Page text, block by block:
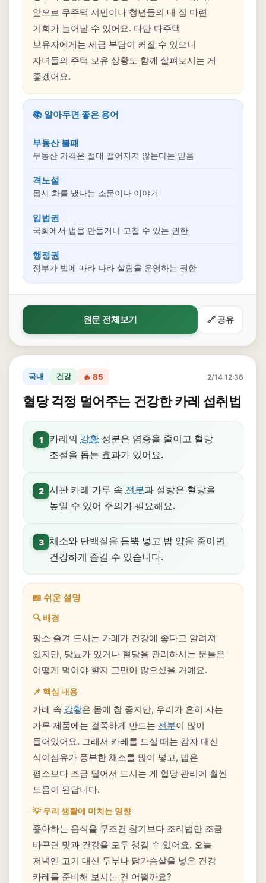
앞으로 무주택 서민이나 청년들의 내 집 마련
기회가 늘어날 수 있어요. 다만 다주택
보유자에게는 세금 부담이 커질 수 있으니
자녀들의 주택 보유 상황도 함께 살펴보시는 게
좋겠어요.
📚 알아두면 좋은 용어
부동산 불패
부동산 가격은 절대 떨어지지 않는다는 믿음
격노설
몹시 화를 냈다는 소문이나 이야기
입법권
국회에서 법을 만들거나 고칠 수 있는 권한
행정권
정부가 법에 따라 나라 살림을 운영하는 권한
원문 전체보기 🔗 공유
국내 건강 🔥 85 2/14 12:36
혈당 걱정 덜어주는 건강한 카레 섭취법
1 카레의 강황 성분은 염증을 줄이고 혈당
조절을 돕는 효과가 있어요.
2 시판 카레 가루 속 전분과 설탕은 혈당을
높일 수 있어 주의가 필요해요.
3 채소와 단백질을 듬뿍 넣고 밥 양을 줄이면
건강하게 즐길 수 있습니다.
📖 쉬운 설명
🔍 배경
평소 즐겨 드시는 카레가 건강에 좋다고 알려져
있지만, 당뇨가 있거나 혈당을 관리하시는 분들은
어떻게 먹어야 할지 고민이 많으셨을 거예요.
📌 핵심 내용
카레 속 강황은 몸에 참 좋지만, 우리가 흔히 사는
가루 제품에는 걸쭉하게 만드는 전분이 많이
들어있어요. 그래서 카레를 드실 때는 감자 대신
식이섬유가 풍부한 채소를 많이 넣고, 밥은
평소보다 조금 덜어서 드시는 게 혈당 관리에 훨씬
도움이 된답니다.
💡 우리 생활에 미치는 영향
좋아하는 음식을 무조건 참기보다 조리법만 조금
바꾸면 맛과 건강을 모두 챙길 수 있어요. 오늘
저녁엔 고기 대신 두부나 닭가슴살을 넣은 건강
카레를 준비해 보시는 건 어떨까요?